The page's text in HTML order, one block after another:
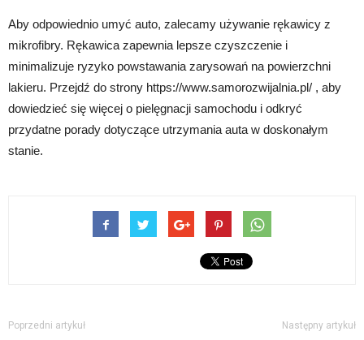
Aby odpowiednio umyć auto, zalecamy używanie rękawicy z
mikrofibry. Rękawica zapewnia lepsze czyszczenie i
minimalizuje ryzyko powstawania zarysowań na powierzchni
lakieru. Przejdź do strony https://www.samorozwijalnia.pl/ , aby
dowiedzieć się więcej o pielęgnacji samochodu i odkryć
przydatne porady dotyczące utrzymania auta w doskonałym
stanie.
Poprzedni artykuł Następny artykuł